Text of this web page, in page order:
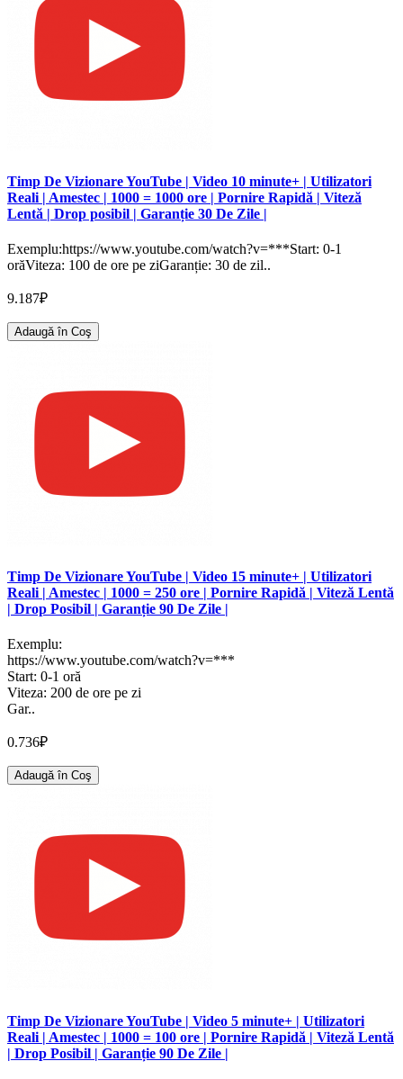
Timp De Vizionare YouTube | Video 10 minute+ | Utilizatori
Reali | Amestec | 1000 = 1000 ore | Pornire Rapidă | Viteză
Lentă | Drop posibil | Garanție 30 De Zile |
Exemplu:https://www.youtube.com/watch?v=***Start: 0-1
orăViteza: 100 de ore pe ziGaranție: 30 de zil..
9.187₽
Adaugă în Coş
Timp De Vizionare YouTube | Video 15 minute+ | Utilizatori
Reali | Amestec | 1000 = 250 ore | Pornire Rapidă | Viteză Lentă
| Drop Posibil | Garanție 90 De Zile |
Exemplu:
https://www.youtube.com/watch?v=***
Start: 0-1 oră
Viteza: 200 de ore pe zi
Gar..
0.736₽
Adaugă în Coş
Timp De Vizionare YouTube | Video 5 minute+ | Utilizatori
Reali | Amestec | 1000 = 100 ore | Pornire Rapidă | Viteză Lentă
| Drop Posibil | Garanție 90 De Zile |